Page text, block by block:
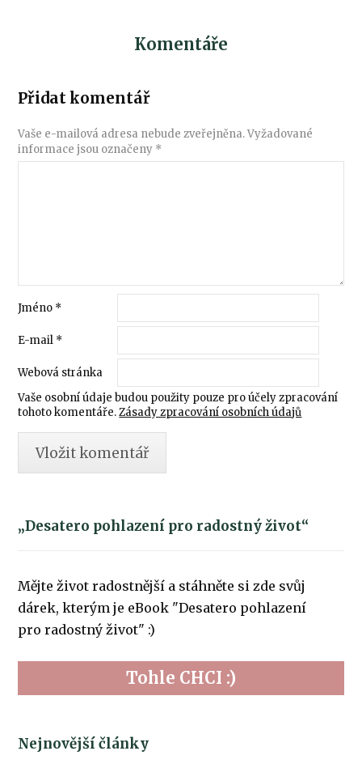
Komentáře
Přidat komentář
Vaše e-mailová adresa nebude zveřejněna. Vyžadované
informace jsou označeny *
Jméno *
E-mail *
Webová stránka
Vaše osobní údaje budou použity pouze pro účely zpracování
tohoto komentáře. Zásady zpracování osobních údajů
„Desatero pohlazení pro radostný život“
Mějte život radostnější a stáhněte si zde svůj
dárek, kterým je eBook "Desatero pohlazení
pro radostný život" :)
Tohle CHCI :)
Nejnovější články